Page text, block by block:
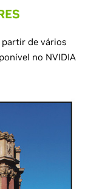
de vários
no NVIDIA